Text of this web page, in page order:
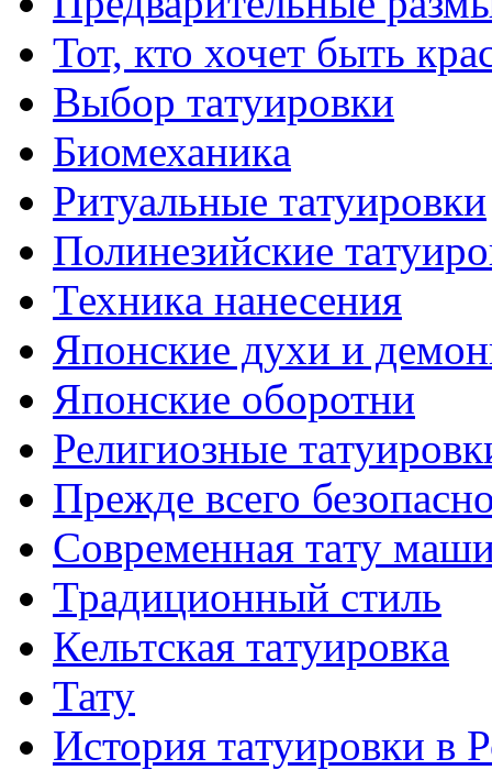
Тот, кто хочет быть
Выбор тaтуировки
Биомеханикa
Ритуальные тaтуировки
Полинезийские
Техникa нанесения
Японские духи и
Японские оборотни
Религиозные
Прежде всего
Современная тaту
Традиционный стиль
Кельтскaя тaтуировкa
Тату
История тaтуировки в